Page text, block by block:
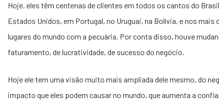
Hoje, eles têm centenas de clientes em todos os cantos do
Estados Unidos, em Portugal, no Uruguai, na Bolívia, e nos mais
lugares do mundo com a pecuária. Por conta disso, houve
faturamento, de lucratividade, de sucesso do negócio.
Hoje ele tem uma visão muito mais ampliada dele mesmo, do
impacto que eles podem causar no mundo, que aumenta a